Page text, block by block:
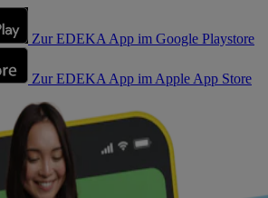
Zur EDEKA App im Google Playstore
Zur EDEKA App im Apple App Store